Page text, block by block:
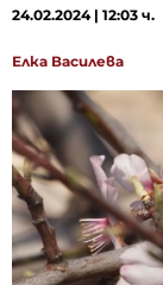
24.02.2024 | 12:03 ч.
Елка Василева